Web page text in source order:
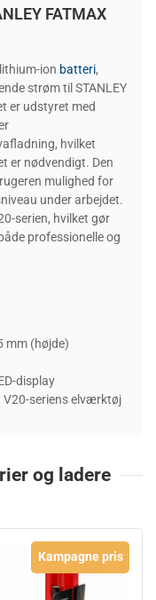
FATMAX
ion batteri,
strøm til STANLEY
er udstyret med
hvilket
er nødvendigt. Den
mulighed for
under arbejdet.
serien, hvilket gør
professionelle og
mm (højde)
display
V20-seriens elværktøj
og ladere
Kampagne pris